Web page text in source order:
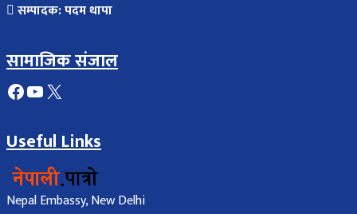
सम्पादक: पदम थापा
सामाजिक संजाल
Facebook
YouTube
X
Useful Links
Nepal Embassy, New Delhi